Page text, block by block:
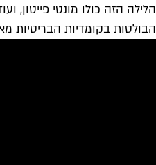
הלילה הזה כולו מונטי
הבולטות בקומדיות הבריטיות